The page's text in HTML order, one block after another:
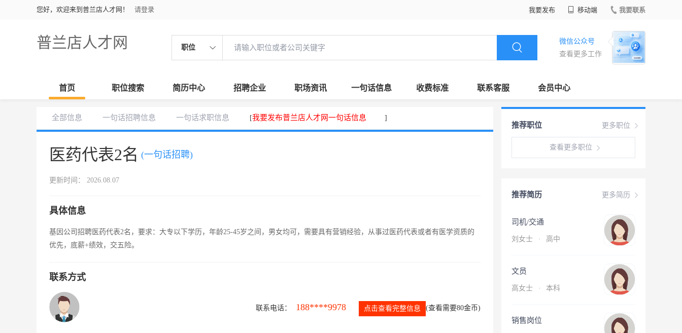
您好，欢迎来到普兰店人才网！ 请登录 我要发布 移动端 我要联系
普兰店人才网 职位
微信公众号
查看更多工作
首页 职位搜索 简历中心 招聘企业 职场资讯 一句话信息 收费标准 联系客服 会员中心
全部信息 一句话招聘信息 一句话求职信息 [我要发布普兰店人才网一句话信息 ]
医药代表2名 (一句话招聘)
更新时间： 2026.08.07
具体信息
基因公司招聘医药代表2名，要求：大专以下学历，年龄25-45岁之间，男女均可，需要具有营销经验，从事过医药代表或者有医学资质的
优先，底薪+绩效，交五险。
联系方式
联系电话： 188****9978 点击查看完整信息 (查看需要80金币)
更多职位
推荐职位
查看更多职位
更多简历
推荐简历
司机/交通
刘女士 · 高中
文员
高女士 · 本科
销售岗位